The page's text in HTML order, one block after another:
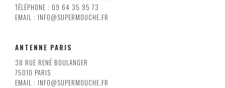
TÉLÉPHONE : 09 64 35 95 73
EMAIL : INFO@SUPERMOUCHE.FR
ANTENNE PARIS
38 RUE RENÉ BOULANGER
75010 PARIS
EMAIL : INFO@SUPERMOUCHE.FR